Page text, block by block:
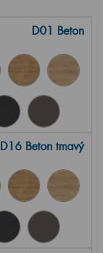
D01 Beton
D16 Beton tmavý